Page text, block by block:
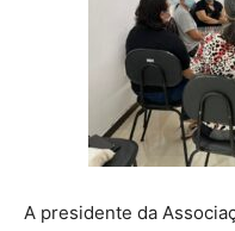
A presidente da